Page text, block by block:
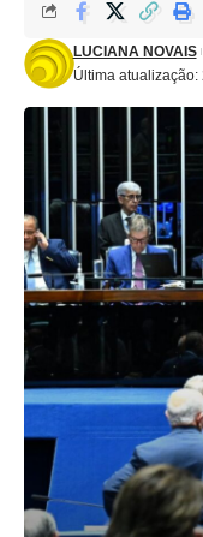
Última atualização:
LUCIANA NOVAIS